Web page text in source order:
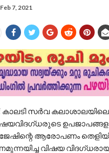
Feb 7, 2021
കാലടി സർവ കലാശാലയിലെ
ആരോപണം
വിഷയ